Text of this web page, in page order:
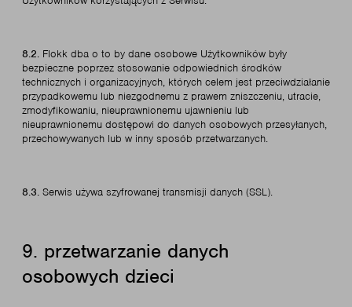
8.2. Flokk dba o to by dane osobowe Użytkowników były
bezpieczne poprzez stosowanie odpowiednich środków
technicznych i organizacyjnych, których celem jest przeciwdziałanie
przypadkowemu lub niezgodnemu z prawem zniszczeniu, utracie,
zmodyfikowaniu, nieuprawnionemu ujawnieniu lub
nieuprawnionemu dostępowi do danych osobowych przesyłanych,
przechowywanych lub w inny sposób przetwarzanych.
8.3. Serwis używa szyfrowanej transmisji danych (SSL).
9. przetwarzanie danych
osobowych dzieci